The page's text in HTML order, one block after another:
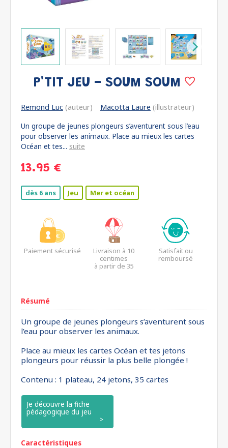
P'TIT JEU - SOUM SOUM
Remond Luc (auteur) Macotta Laure (illustrateur)
Un groupe de jeunes plongeurs s’aventurent sous l’eau
pour observer les animaux. Place au mieux les cartes
Océan et tes... suite
13.95 €
dès 6 ans Jeu Mer et océan
Paiement sécurisé
Livraison à 10
centimes
à partir de 35
Satisfait ou
remboursé
Résumé
Un groupe de jeunes plongeurs s’aventurent sous
l’eau pour observer les animaux.
Place au mieux les cartes Océan et tes jetons
plongeurs pour réussir la plus belle plongée !
Contenu : 1 plateau, 24 jetons, 35 cartes
Je découvre la fiche
pédagogique du jeu
Caractéristiques